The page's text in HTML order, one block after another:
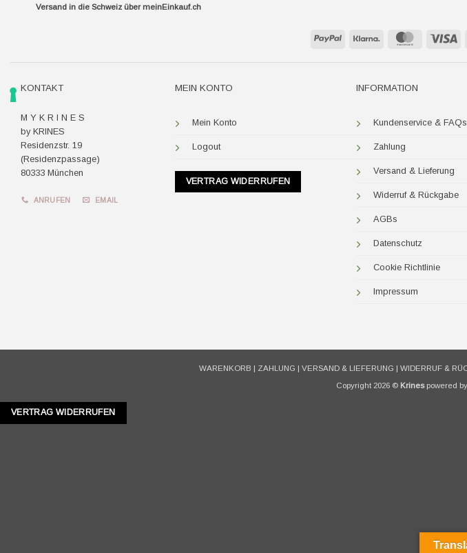
Versand in die Schweiz über meinEinkauf.ch
PayPal Klarna MasterCard
KONTAKT
M Y K R I N E S
by KRINES
Residenzstr. 19
(Residenzpassage)
80333 München
ANRUFEN EMAIL
MEIN KONTO
Mein Konto
Logout
VERTRAG WIDERRUFEN
INFORMATION
Kundenservice & FAQs
Zahlung
Versand & Lieferung
Widerruf & Rückgabe
AGBs
Datenschutz
Cookie Richtlinie
Impressum
WARENKORB | ZAHLUNG | VERSAND & LIEFERUNG | WIDERRUF &
Copyright 2026 © Krinespowered
VERTRAG WIDERRUFEN